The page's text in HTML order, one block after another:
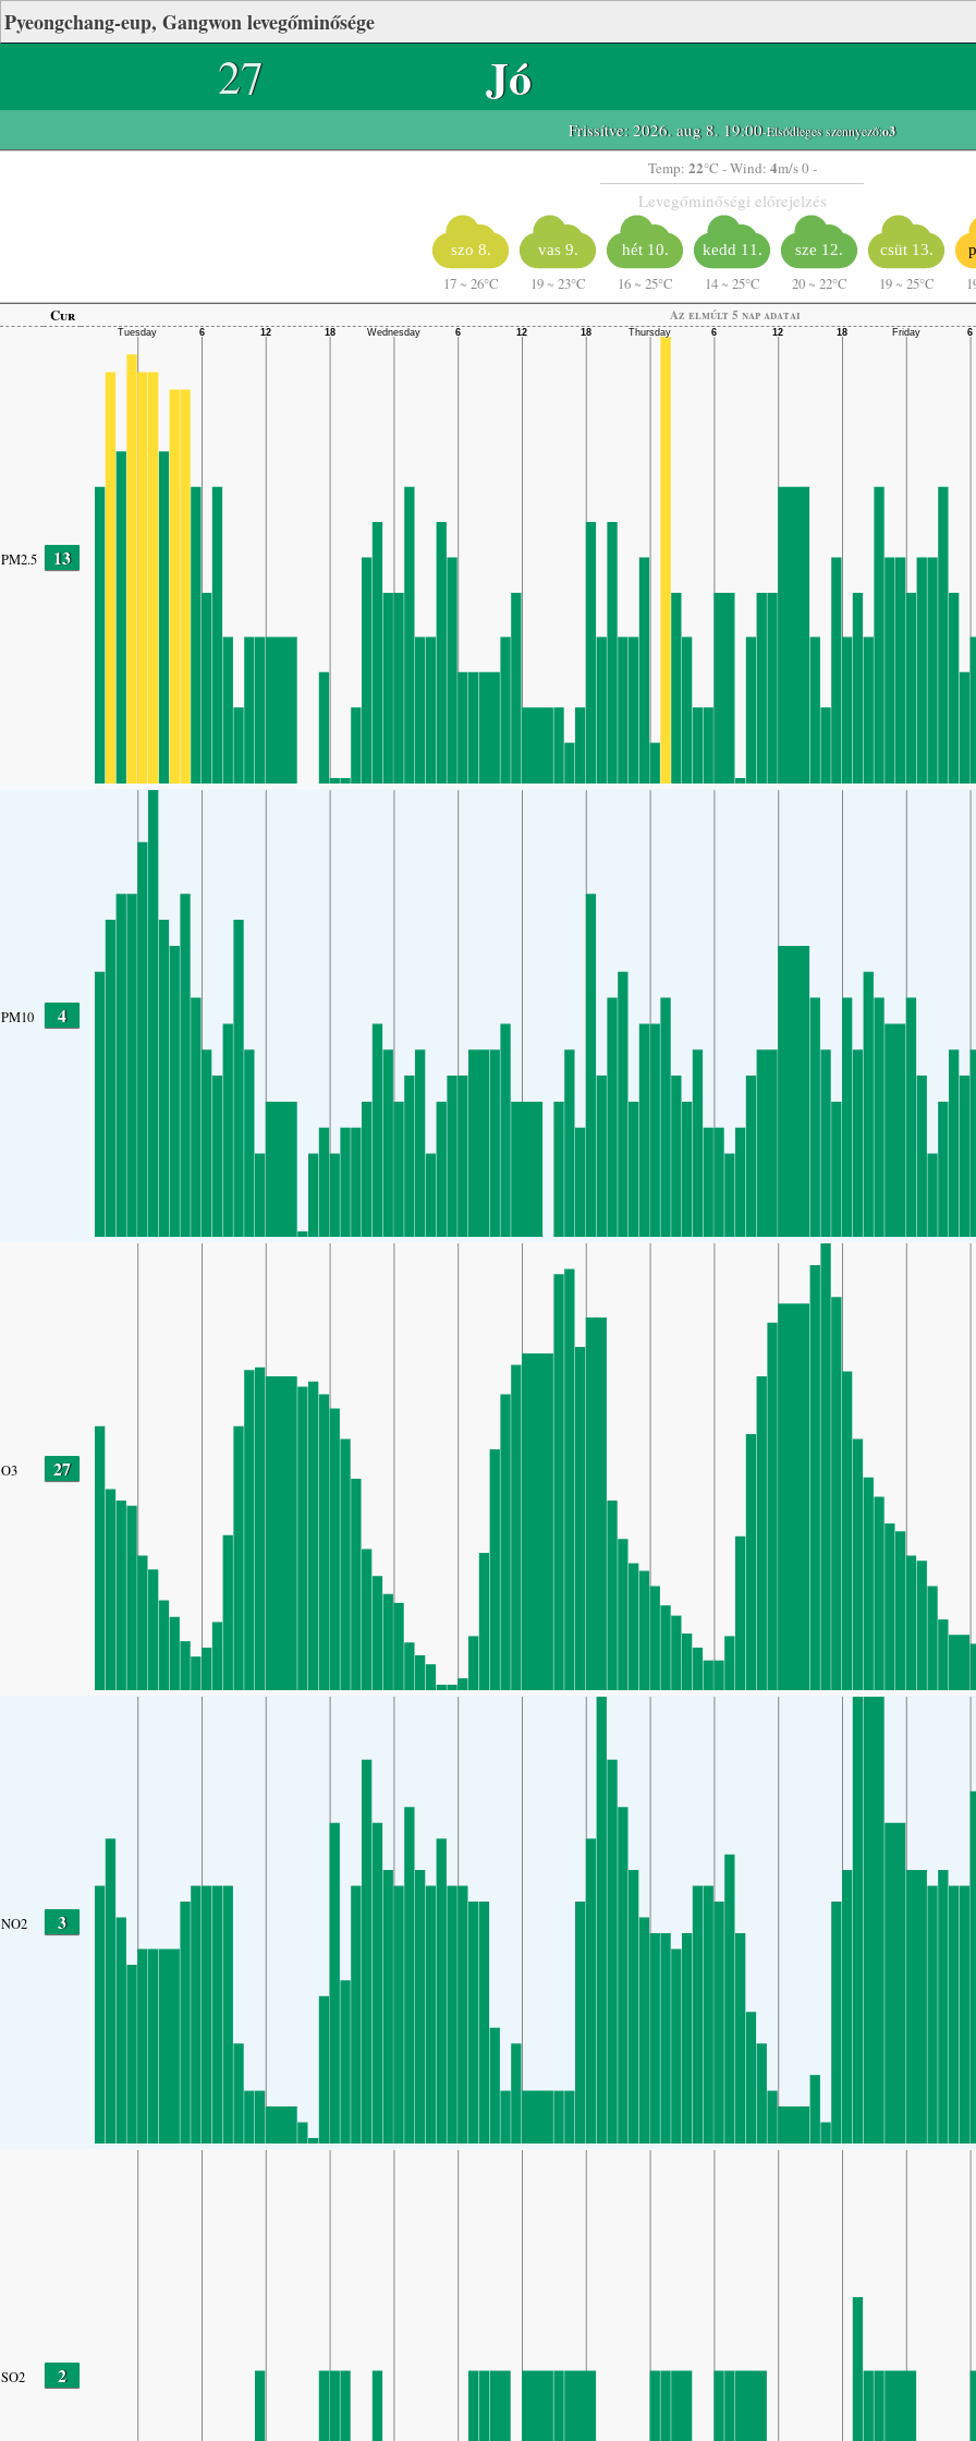
Pyeongchang-eup, Gangwon levegőminősége
27 Jó
Frissítve: 2026. aug 8. 19:00-Elsődleges szennyező:o3
Temp: 22°C - Wind: 4m/s 0 -
Levegőminőségi előrejelzés
szo 8.
17 ~ 26°C
vas 9.
19 ~ 23°C
hét 10.
16 ~ 25°C
kedd 11.
14 ~ 25°C
sze 12.
20 ~ 22°C
csüt 13.
19 ~ 25°C
Cur
Az elmúlt 5 nap adatai
PM2.5 13
PM10 4
O3 27
NO2 3
SO2 2